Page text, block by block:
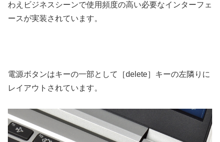
わえビジネスシーンで使用頻度の高い必要なインターフェ
ースが実装されています。
電源ボタンはキーの一部として［delete］キーの左隣りに
レイアウトされています。